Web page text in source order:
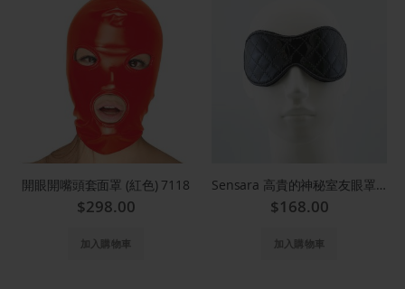
開眼開嘴頭套面罩 (紅色) 7118
$298.00
加入購物車
Sensara 高貴的神秘室友眼罩(黑)KC3806A
$168.00
加入購物車